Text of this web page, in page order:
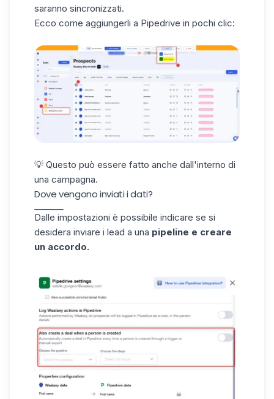
saranno sincronizzati.
Ecco come aggiungerli a Pipedrive in pochi clic:
💡 Questo può essere fatto anche dall'interno di
una campagna.
Dove vengono inviati i dati?
Dalle impostazioni è possibile indicare se si
desidera inviare i lead a una pipeline e creare
un accordo.